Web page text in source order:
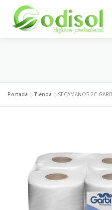
contenido
ÁREA CLIENTES
Portada »Tienda »SECAMANOS 2C